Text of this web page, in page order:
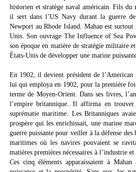
historien et stratège naval américain. Fils du
il sert dans l’US Navy durant la guerre
Newport au Rhode Island. Mahan est
Unis. Son ouvrage The Influence of Sea
son époque en matière de stratégie militaire
États-Unis de développer une marine
En 1902, il devient président de
lui qui employa en 1902, pour la première
terme de Moyen-Orient. Dans ses livres,
l’empire britannique. Il affirma en trouver
suprématie maritime. Les Britanniques
prospère qui les enrichissait, une marine
guerre puissante pour veiller à la défense des
maritimes où les navires pouvaient se
matières premières nécessaires à l’industrie
Ces cinq éléments apparaissaient à